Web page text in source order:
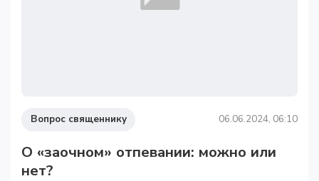
Вопрос священнику 06.06.2024, 06:10
О «заочном» отпевании: можно или
нет?